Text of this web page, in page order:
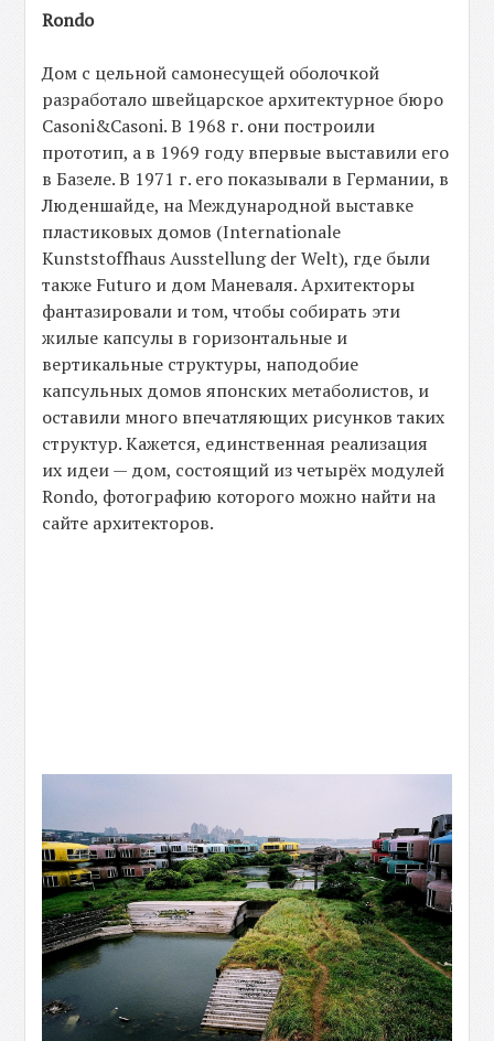
Rondo
Дом с цельной самонесущей оболочкой
разработало швейцарское архитектурное бюро
Casoni&Casoni. В 1968 г. они построили
прототип, а в 1969 году впервые выставили его
в Базеле. В 1971 г. его показывали в Германии, в
Люденшайде, на Международной выставке
пластиковых домов (Internationale
Kunststoffhaus Ausstellung der Welt), где были
также Futuro и дом Маневаля. Архитекторы
фантазировали и том, чтобы собирать эти
жилые капсулы в горизонтальные и
вертикальные структуры, наподобие
капсульных домов японских метаболистов, и
оставили много впечатляющих рисунков таких
структур. Кажется, единственная реализация
их идеи — дом, состоящий из четырёх модулей
Rondo, фотографию которого можно найти на
сайте архитекторов.